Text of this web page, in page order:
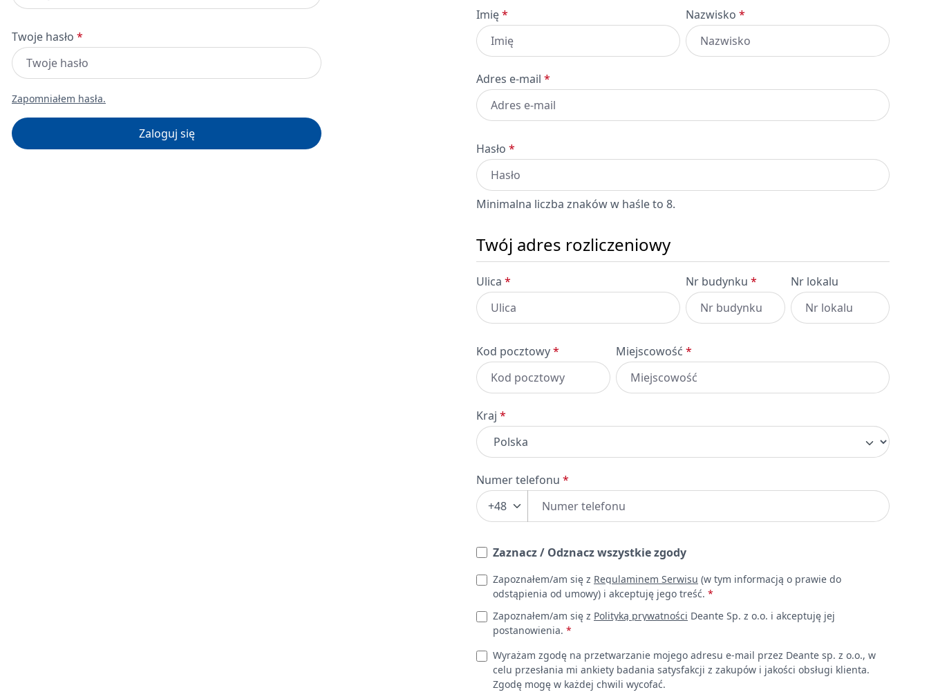
Twoje hasło *
Zapomniałem hasła.
Zaloguj się
Imię* Nazwisko *
Adres e-mail *
Hasło *
Minimalna liczba znaków w haśle to 8.
Twój adres rozliczeniowy
Ulica * Nr budynku * Nr lokalu
Kod pocztowy* Miejscowość *
Kraj *
Numer telefonu *
+48
Leave this field empty
Zaznacz / Odznacz wszystkie zgody
Zapoznałem/am się z Regulaminem Serwisu (w tym informacją o prawie do
odstąpienia od umowy) i akceptuję jego treść. *
Zapoznałem/am się z Polityką prywatności Deante Sp. z o.o. i akceptuję jej
postanowienia. *
Wyrażam zgodę na przetwarzanie mojego adresu e-mail przez Deante sp. z o.o., w
celu przesłania mi ankiety badania satysfakcji z zakupów i jakości obsługi klienta.
Zgodę mogę w każdej chwili wycofać.